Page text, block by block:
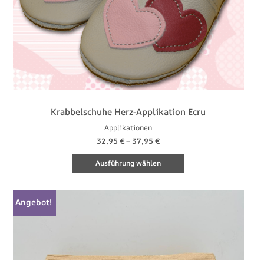
Krabbelschuhe Herz-Applikation Ecru
Applikationen
32,95€– 37,95€
Ausführung wählen
der
Produktseite
gewählt
werden
Angebot!
Varianten